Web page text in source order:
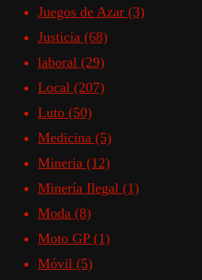
Juegos de Azar (3)
Justicia (68)
laboral (29)
Local (207)
Luto (50)
Medicina (5)
Mineria (12)
Minería Ilegal (1)
Moda (8)
Moto GP (1)
Móvil (5)